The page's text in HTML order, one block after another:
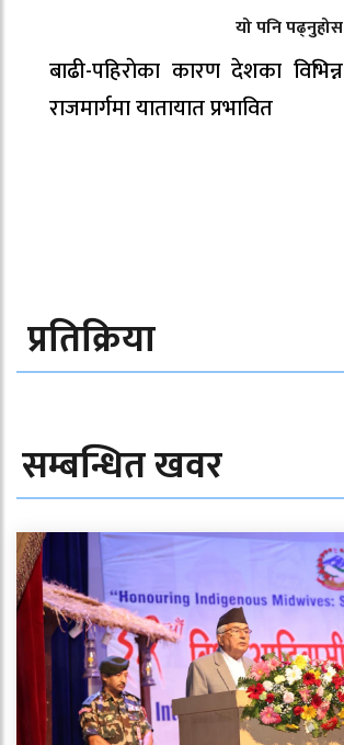
यो पनि पढ्नुहोस
बाढी-पहिराेका कारण देशका विभिन्न
राजमार्गमा यातायात प्रभावित
प्रतिक्रिया
सम्बन्धित खवर